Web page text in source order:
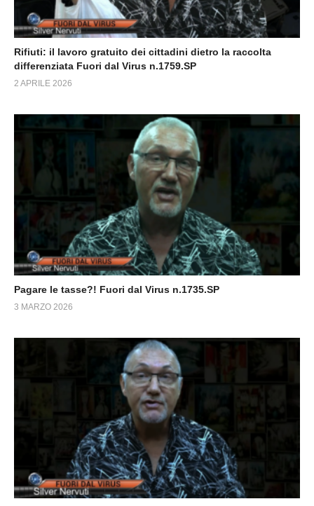
Rifiuti: il lavoro gratuito dei cittadini dietro la raccolta
differenziata Fuori dal Virus n.1759.SP
2 APRILE 2026
Pagare le tasse?! Fuori dal Virus n.1735.SP
3 MARZO 2026